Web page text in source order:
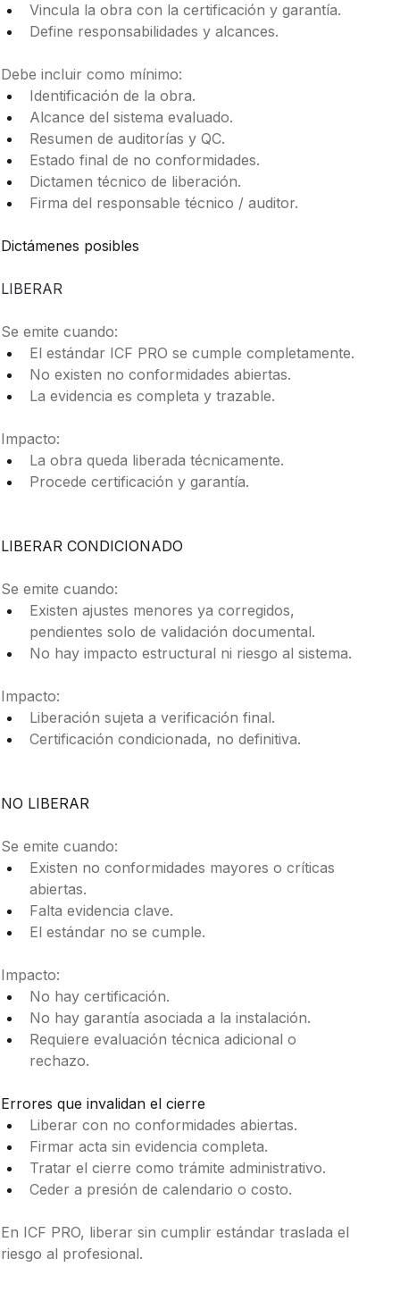
Vincula la obra con la certificación y garantía.
Define responsabilidades y alcances.
Debe incluir como mínimo:
Identificación de la obra.
Alcance del sistema evaluado.
Resumen de auditorías y QC.
Estado final de no conformidades.
Dictamen técnico de liberación.
Firma del responsable técnico / auditor.
Dictámenes posibles
LIBERAR
Se emite cuando:
El estándar ICF PRO se cumple completamente.
No existen no conformidades abiertas.
La evidencia es completa y trazable.
Impacto:
La obra queda liberada técnicamente.
Procede certificación y garantía.
LIBERAR CONDICIONADO
Se emite cuando:
Existen ajustes menores ya corregidos,
pendientes solo de validación documental.
No hay impacto estructural ni riesgo al sistema.
Impacto:
Liberación sujeta a verificación final.
Certificación condicionada, no definitiva.
NO LIBERAR
Se emite cuando:
Existen no conformidades mayores o críticas
abiertas.
Falta evidencia clave.
El estándar no se cumple.
Impacto:
No hay certificación.
No hay garantía asociada a la instalación.
Requiere evaluación técnica adicional o
rechazo.
Errores que invalidan el cierre
Liberar con no conformidades abiertas.
Firmar acta sin evidencia completa.
Tratar el cierre como trámite administrativo.
Ceder a presión de calendario o costo.
En ICF PRO, liberar sin cumplir estándar traslada el
riesgo al profesional.